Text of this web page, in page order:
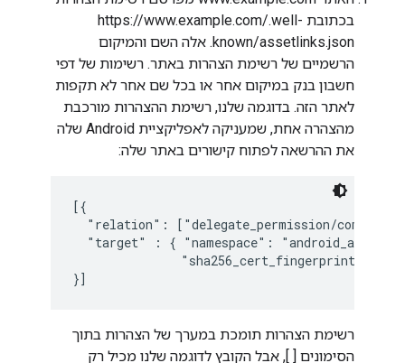
בכתובת https://www.example.com/.well-
known/assetlinks.json. אלה השם והמיקום
הרשמיים של רשימת הצהרות באתר. רשימות של דפי
חשבון בנק במיקום אחר או בכל שם אחר לא תקפות
לאתר הזה. בדוגמה שלנו, רשימת ההצהרות מורכבת
מהצהרה אחת, שמעניקה לאפליקציית Android שלה
את ההרשאה לפתוח קישורים באתר שלה:
[{
"relation": ["delegate_permission/
"target" : { "namespace": "android_app",
               "sha256_cert_fingerprints": ["
}]
רשימת הצהרות תומכת במערך של הצהרות בתוך
הסימונים [ ], אבל הקובץ לדוגמה שלנו מכיל רק